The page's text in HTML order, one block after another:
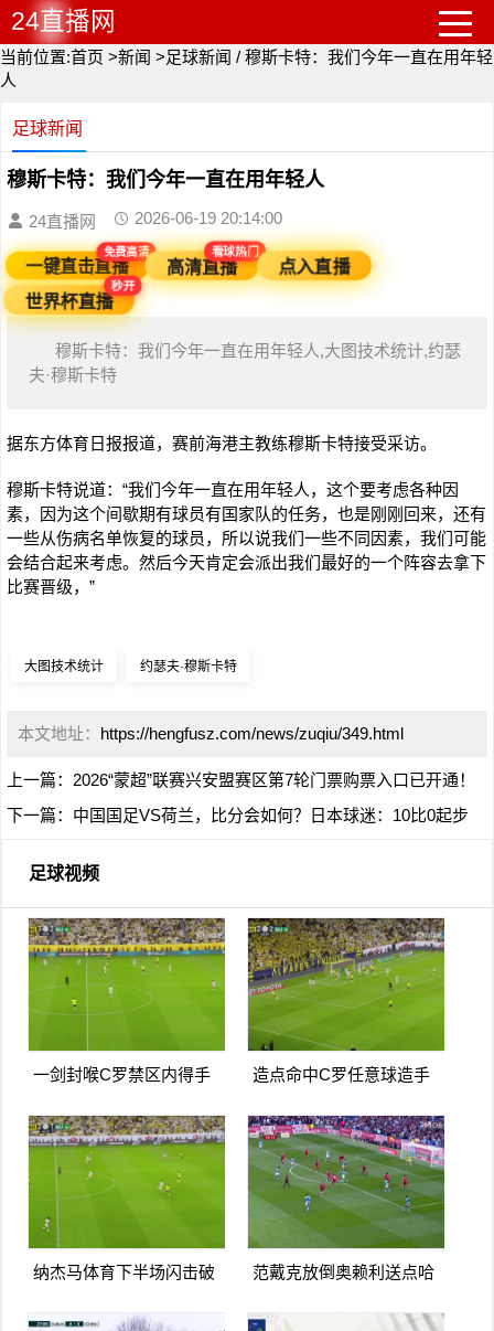
24直播网
当前位置:首页 >新闻 >足球新闻 / 穆斯卡特：我们今年一直在用年轻
人
足球新闻
穆斯卡特：我们今年一直在用年轻人
24直播网 2026-06-19 20:14:00
一键直击直播
免费高清
高清直播
看球热门
点入直播
世界杯直播
秒开
穆斯卡特：我们今年一直在用年轻人,大图技术统计,约瑟
夫·穆斯卡特
据东方体育日报报道，赛前海港主教练穆斯卡特接受采访。
穆斯卡特说道：“我们今年一直在用年轻人，这个要考虑各种因
素，因为这个间歇期有球员有国家队的任务，也是刚刚回来，还有
一些从伤病名单恢复的球员，所以说我们一些不同因素，我们可能
会结合起来考虑。然后今天肯定会派出我们最好的一个阵容去拿下
比赛晋级，”
大图技术统计 约瑟夫·穆斯卡特
本文地址： https://hengfusz.com/news/zuqiu/349.html
上一篇： 2026“蒙超”联赛兴安盟赛区第7轮门票购票入口已开通！
下一篇： 中国国足VS荷兰，比分会如何？日本球迷：10比0起步
足球视频
一剑封喉C罗禁区内得手
967球
造点命中C罗任意球造手
球
纳杰马体育下半场闪击破
范戴克放倒奥赖利送点哈